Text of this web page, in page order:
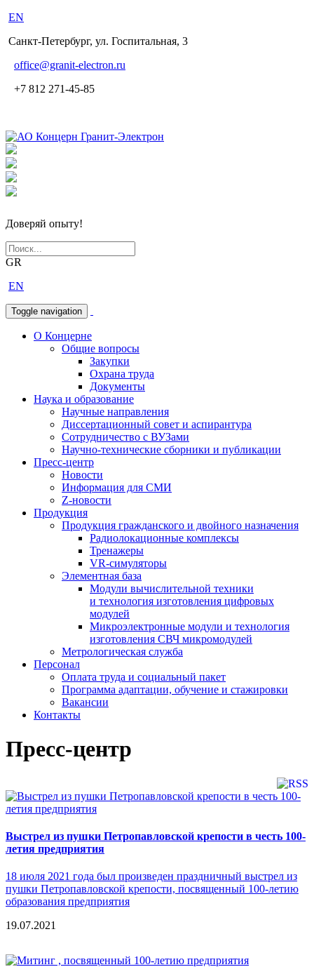
EN
Санкт-Петербург, ул. Госпитальная, 3
office@granit-electron.ru
+7 812 271-45-85
Доверяй опыту!
GR
EN
Toggle navigation
О Концерне
Общие вопросы
Закупки
Охрана труда
Документы
Наука и образование
Научные направления
Диссертационный совет и аспирантура
Сотрудничество с ВУЗами
Научно-технические сборники и публикации
Пресс-центр
Новости
Информация для СМИ
Z-новости
Продукция
Продукция гражданского и двойного назначения
Радиолокационные комплексы
Тренажеры
VR-симуляторы
Элементная база
Модули вычислительной техники
и технология изготовления цифровых
модулей
Микроэлектронные модули и технология
изготовления СВЧ микромодулей
Метрологическая служба
Персонал
Оплата труда и социальный пакет
Программа адаптации, обучение и стажировки
Вакансии
Контакты
Пресс-центр
Выстрел из пушки Петропавловской крепости в честь 100-
летия предприятия
18 июля 2021 года был произведен праздничный выстрел из
пушки Петропавловской крепости, посвященный 100-летию
образования предприятия
19.07.2021